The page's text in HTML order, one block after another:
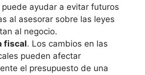
puede ayudar a evitar futuros
al asesorar sobre las leyes
al negocio.
fiscal. Los cambios en las
pueden afectar
el presupuesto de una